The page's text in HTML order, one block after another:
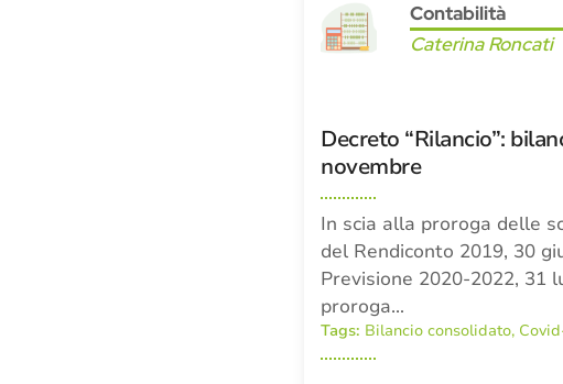
Contabilità
Caterina Roncati
Decreto “Rilancio”:
novembre
In scia alla proroga delle
del Rendiconto 2019, 30
Previsione 2020-2022, 31
proroga…
Tags: Bilancio consolidato,